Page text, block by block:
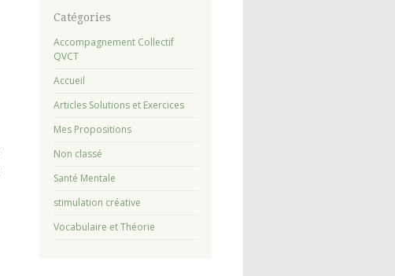
Catégories
Accompagnement Collectif
QVCT
Accueil
Articles Solutions et Exercices
Mes Propositions
Non classé
Santé Mentale
stimulation créative
Vocabulaire et Théorie